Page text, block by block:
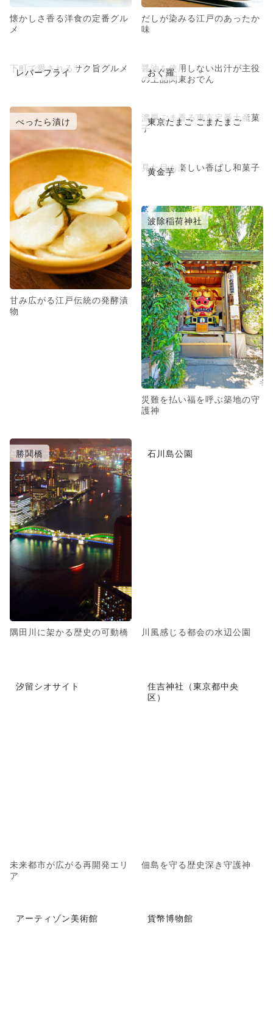
懐かしさ香る洋食の定番グル
メ
だしが染みる江戸のあったか
味
レバーフライ
下町で愛されるサク旨グルメ おぐ羅
醤油を使用しない出汁が主役
の上品関東おでん
べったら漬け
甘み広がる江戸伝統の発酵漬
物
東京たまご ごまたまご
濃厚ごま香る東京定番土産菓
子
黄金芋
見た目も楽しい香ばし和菓子
波除稲荷神社
災難を払い福を呼ぶ築地の守
護神
勝鬨橋
隅田川に架かる歴史の可動橋
石川島公園
川風感じる都会の水辺公園
汐留シオサイト
未来都市が広がる再開発エリ
ア
住吉神社（東京都中央
区）
佃島を守る歴史深き守護神
アーティゾン美術館 貨幣博物館